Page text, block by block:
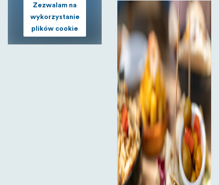
Zezwalam na
wykorzystanie
plików cookie